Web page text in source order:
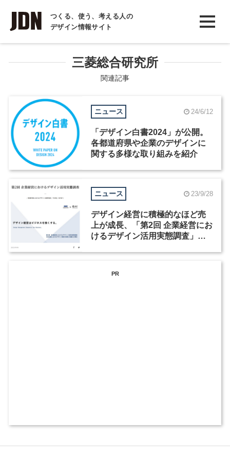
つくる、使う、考える人の
デザイン情報サイト
INTERVIEW
インタビュー
REPORT
COLUMN
三菱総合研究所
関連記事
ニュース 24/6/12
「デザイン白書2024」が公開。
各都道府県や企業のデザインに
関する多様な取り組みを紹介
ニュース 23/9/28
デザイン経営に積極的なほど売
上が成長、「第2回 企業経営にお
けるデザイン活用実態調査」結
PR